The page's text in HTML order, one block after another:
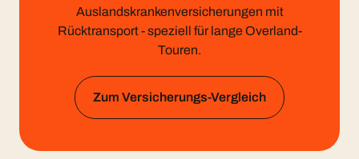
Auslandskrankenversicherungen mit
Rücktransport - speziell für lange Overland-
Touren.
Zum Versicherungs-Vergleich